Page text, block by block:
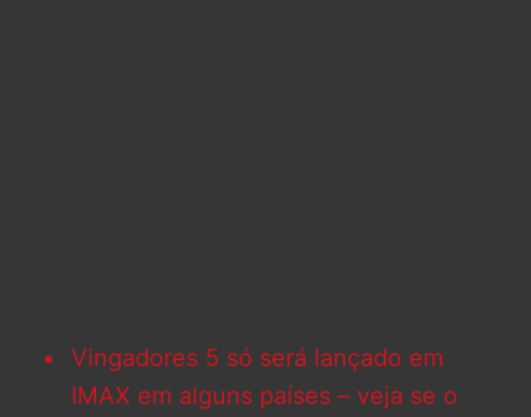
Vingadores 5 só será lançado em
IMAX em alguns países – veja se o